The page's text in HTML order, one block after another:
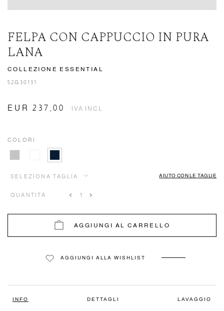
FELPA CON CAPPUCCIO IN PURA
LANA
COLLEZIONE ESSENTIAL
52G30131
EUR 237,00 IVA INCL.
COLORI
SELEZIONA TAGLIA AIUTO CON LE TAGLIE
QUANTITÀ
AGGIUNGI AL CARRELLO
AGGIUNGI ALLA WISHLIST
INFO DETTAGLI LAVAGGIO